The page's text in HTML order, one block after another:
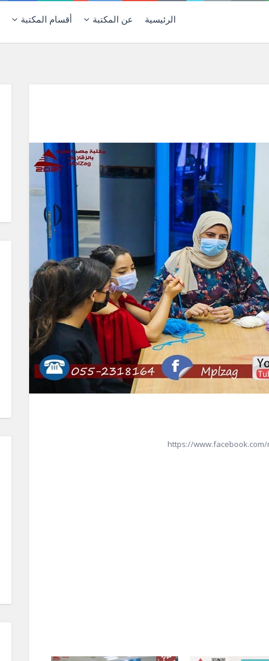
الرئيسية عن المكتبة أقسام المكتبة
https://www.facebook.com/